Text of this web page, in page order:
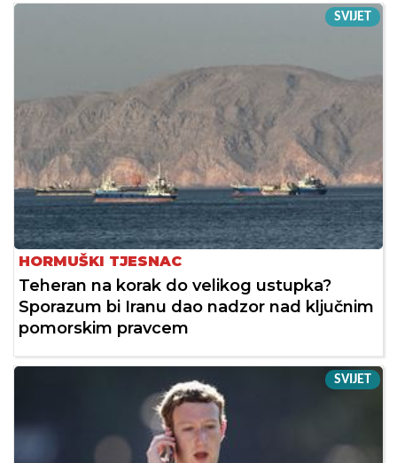
SVIJET
HORMUŠKI TJESNAC
Teheran na korak do velikog ustupka?
Sporazum bi Iranu dao nadzor nad ključnim
pomorskim pravcem
SVIJET